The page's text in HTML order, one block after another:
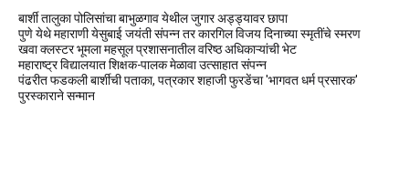
बार्शी तालुका पोलिसांचा बाभुळगाव येथील जुगार अड्ड्यावर छापा
पुणे येथे महाराणी येसुबाई जयंती संपन्न तर कारगिल विजय दिनाच्या स्मृतींचे स्मरण
खवा क्लस्टर भूमला महसूल प्रशासनातील वरिष्ठ अधिकाऱ्यांची भेट
महाराष्ट्र विद्यालयात शिक्षक-पालक मेळावा उत्साहात संपन्न
पंढरीत फडकली बार्शीची पताका, पत्रकार शहाजी फुरडेंचा 'भागवत धर्म प्रसारक'
पुरस्काराने सन्मान